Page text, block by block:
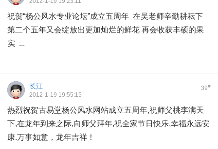
祝贺“杨公风水专业论坛”成立五周年 在吴老师辛勤耕耘下
第二个五年又会绽放出更加灿烂的鲜花 再会收获丰硕的果
实 ...
39#
长江
2012-1-19 19:55:15
热烈祝贺古易堂杨公风水网站成立五周年,祝师父桃李满天
下,在龙年到来之际,向师父拜年,祝全家节日快乐,幸福永远安
康.万事如意，龙年吉祥！